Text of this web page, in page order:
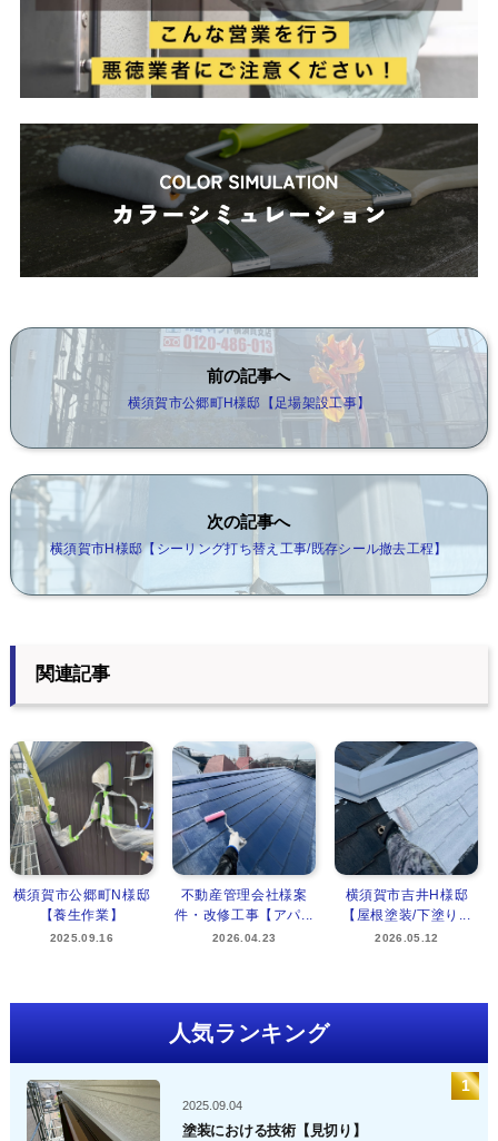
前の記事へ
横須賀市公郷町H様邸【足場架設工事】
次の記事へ
横須賀市H様邸【シーリング打ち替え工事/既存シール撤去工程】
関連記事
横須賀市公郷町N様邸
【養生作業】
2025.09.16
不動産管理会社様案
件・改修工事【アパ...
2026.04.23
横須賀市吉井H様邸
【屋根塗装/下塗り...
2026.05.12
人気ランキング
2025.09.04
塗装における技術【見切り】